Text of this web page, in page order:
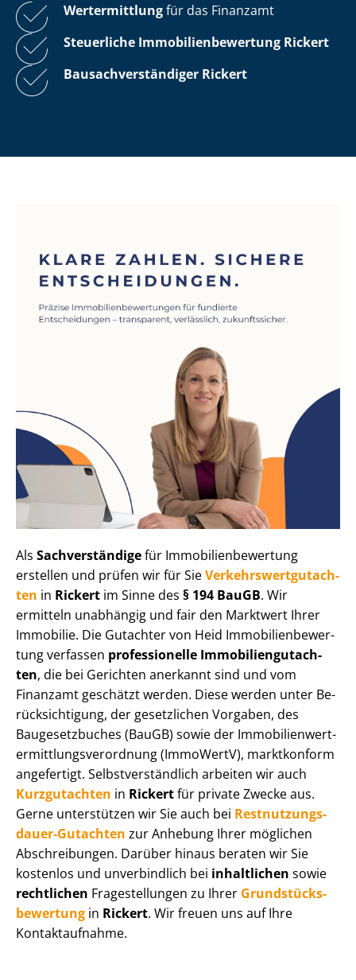
Wertermittlungfür das Finanzamt
Steuerliche Im­mo­bi­li­en­be­wer­tung Rickert
Bau­sach­ver­stän­di­ger Rickert
Als Sachverständigefür Im­mo­bi­li­en­be­wer­tung
erstellen und prüfen wir für SieVer­kehrs­wert­gut­ach­
ten in Rickert im Sinne des § 194 BauGB. Wir
ermitteln unabhängig und fair den Marktwert Ihrer
Immobilie. Die Gutachter von Heid Im­mo­bi­li­en­be­wer­
tung verfassen professionelle Im­mo­bi­li­en­gut­ach­
ten, die bei Gerichten anerkannt sind und vom
Finanzamt geschätzt werden. Diese werden unter Be­
rück­sich­ti­gung, der gesetzlichen Vorgaben, des
Baugesetzbuches (BauGB) sowie der Im­mo­bi­li­en­wert­
ermitt­lungs­ver­ord­nung (ImmoWertV), marktkonform
angefertigt. Selbst­ver­ständ­lich arbeiten wir auch
Kurzgutachten in Rickertfür private Zwecke aus.
Gerne unterstützen wir Sie auch bei Rest­nut­zungs­
dau­er-Gutachten zur Anhebung Ihrer möglichen
Abschreibungen. Darüber hinaus beraten wir Sie
kostenlos und unverbindlich bei inhaltlichen sowie
rechtlichen Fragestellungen zu Ihrer Grund­stücks­
be­wer­tung in Rickert. Wir freuen uns auf Ihre
Kontaktaufnahme.